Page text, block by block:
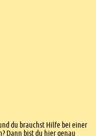
du brauchst Hilfe bei einer
Dann bist du hier genau